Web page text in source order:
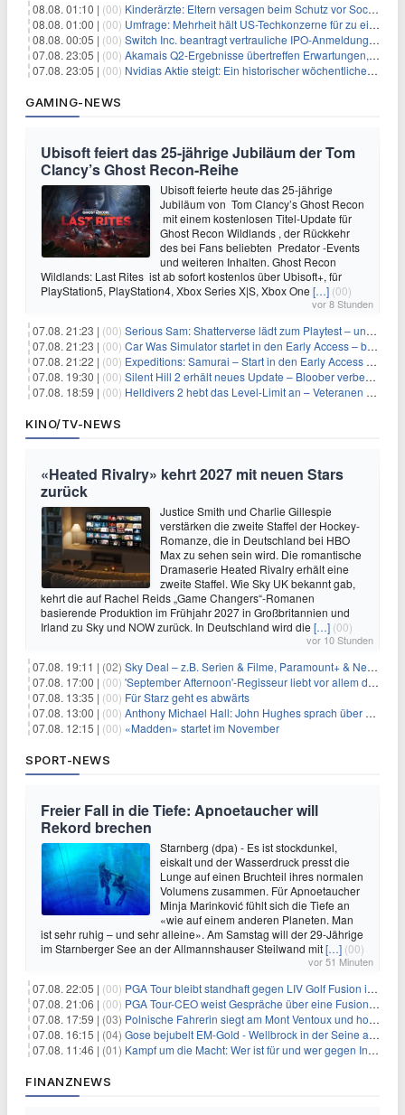
08.08. 01:10 | (00) Kinderärzte: Eltern versagen beim Schutz vor Social Media
08.08. 01:00 | (00) Umfrage: Mehrheit hält US-Techkonzerne für zu einflussreich
08.08. 00:05 | (00) Switch Inc. beantragt vertrauliche IPO-Anmeldung im Zuge des AI-Booms
07.08. 23:05 | (00) Akamais Q2-Ergebnisse übertreffen Erwartungen, doch Aktien fallen: Ein tieferer Blick
07.08. 23:05 | (00) Nvidias Aktie steigt: Ein historischer wöchentlicher Anstieg, getrieben von Innovation und Marktnachfrage
GAMING-NEWS
Ubisoft feiert das 25-jährige Jubiläum der Tom
Clancy’s Ghost Recon-Reihe
Ubisoft feierte heute das 25-jährige
Jubiläum von Tom Clancy’s Ghost Recon
mit einem kostenlosen Titel-Update für
Ghost Recon Wildlands , der Rückkehr
des bei Fans beliebten Predator -Events
und weiteren Inhalten. Ghost Recon
Wildlands: Last Rites ist ab sofort kostenlos über Ubisoft+, für
PlayStation5, PlayStation4, Xbox Series X|S, Xbox One […] (00)
vor 8 Stunden
07.08. 21:23 | (00) Serious Sam: Shatterverse lädt zum Playtest – und erscheint schon bald!
07.08. 21:23 | (00) Car Was Simulator startet in den Early Access – bald gehts los!
07.08. 21:22 | (00) Expeditions: Samurai – Start in den Early Access ab heute im feudalen Japan
07.08. 19:30 | (00) Silent Hill 2 erhält neues Update – Bloober verbessert Grafik und Performance
07.08. 18:59 | (00) Helldivers 2 hebt das Level-Limit an – Veteranen können endlich weiter aufsteigen
KINO/TV-NEWS
«Heated Rivalry» kehrt 2027 mit neuen Stars
zurück
Justice Smith und Charlie Gillespie
verstärken die zweite Staffel der Hockey-
Romanze, die in Deutschland bei HBO
Max zu sehen sein wird. Die romantische
Dramaserie Heated Rivalry erhält eine
zweite Staffel. Wie Sky UK bekannt gab,
kehrt die auf Rachel Reids „Game Changers“-Romanen
basierende Produktion im Frühjahr 2027 in Großbritannien und
Irland zu Sky und NOW zurück. In Deutschland wird die […] (00)
vor 10 Stunden
07.08. 19:11 | (02) Sky Deal – z.B. Serien & Filme, Paramount+ & Netflix für 19,99€/Monat
07.08. 17:00 | (00) 'September Afternoon'-Regisseur liebt vor allem die 'Banalität' in seinen Filmen
07.08. 13:35 | (00) Für Starz geht es abwärts
07.08. 13:00 | (00) Anthony Michael Hall: John Hughes sprach über eine Fortsetzung von 'The Breakfast Club'
07.08. 12:15 | (00) «Madden» startet im November
SPORT-NEWS
Freier Fall in die Tiefe: Apnoetaucher will
Rekord brechen
Starnberg (dpa) - Es ist stockdunkel,
eiskalt und der Wasserdruck presst die
Lunge auf einen Bruchteil ihres normalen
Volumens zusammen. Für Apnoetaucher
Minja Marinković fühlt sich die Tiefe an
«wie auf einem anderen Planeten. Man
ist sehr ruhig – und sehr alleine». Am Samstag will der 29-Jährige
im Starnberger See an der Allmannshauser Steilwand mit[…] (00)
vor 51 Minuten
07.08. 22:05 | (00) PGA Tour bleibt standhaft gegen LIV Golf Fusion in einem sich wandelnden Sportumfeld
07.08. 21:06 | (00) PGA Tour-CEO weist Gespräche über eine Fusion mit LIV Golf zurück und bekräftigt die Wettbewerbslandschaft
07.08. 17:59 | (03) Polnische Fahrerin siegt am Mont Ventoux und holt Tour-Gelb
07.08. 16:15 | (04) Gose bejubelt EM-Gold - Wellbrock in der Seine ausgebremst
07.08. 11:46 | (01) Kampf um die Macht: Wer ist für und wer gegen Infantino?
FINANZNEWS